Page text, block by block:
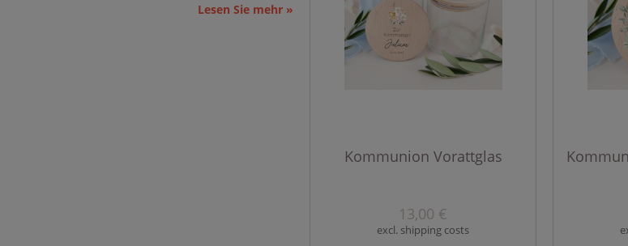
Lesen Sie mehr »
Kommunion Vorattglas
13,00 €
excl. shipping costs